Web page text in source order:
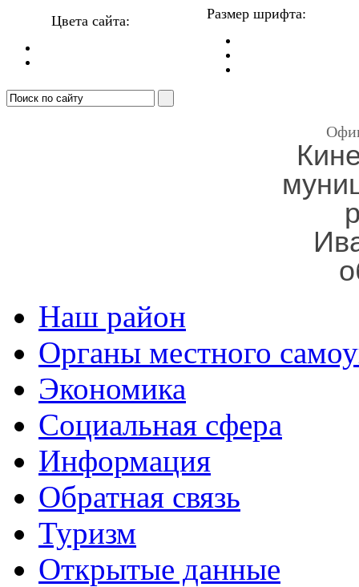
Цвета сайта: Размер шрифта:
Наш район
Органы местного
Экономика
Социальная сфера
Информация
Обратная связь
Туризм
Открытые данные